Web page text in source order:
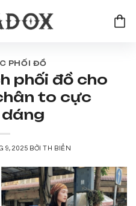
PHỐI ĐỒ
phối đồ cho
to cực
9, 2025 BỞITH BIỂN